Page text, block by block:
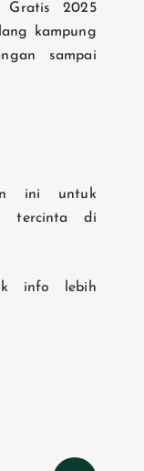
Gratis 2025
kampung
sampai
ini untuk
tercinta di
info lebih